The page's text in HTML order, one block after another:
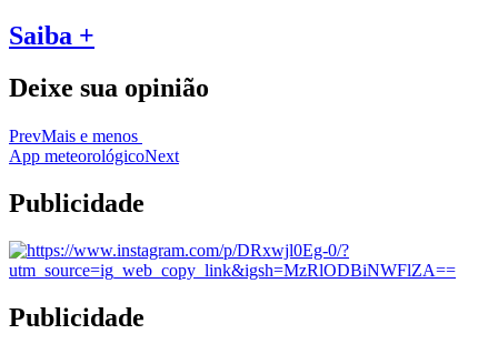
Saiba +
Deixe sua opinião
PrevMais e menos
App meteorológicoNext
Publicidade
Publicidade